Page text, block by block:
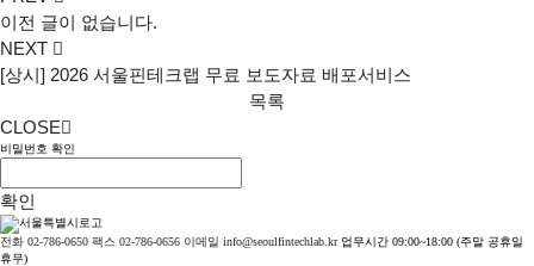
이전 글이 없습니다.
NEXT
[상시] 2026 서울핀테크랩 무료 보도자료 배포서비스
목록
CLOSE
비밀번호 확인
확인
전화 02-786-0650 팩스 02-786-0656 이메일 info@seoulfintechlab.kr 업무시간 09:00~18:00 (주말 공휴일
휴무)